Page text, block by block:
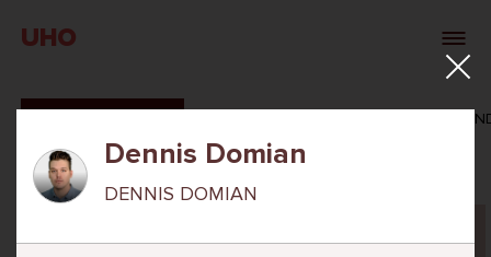
UHO
VERONIKA
Dennis Domian
DENNIS DOMIAN